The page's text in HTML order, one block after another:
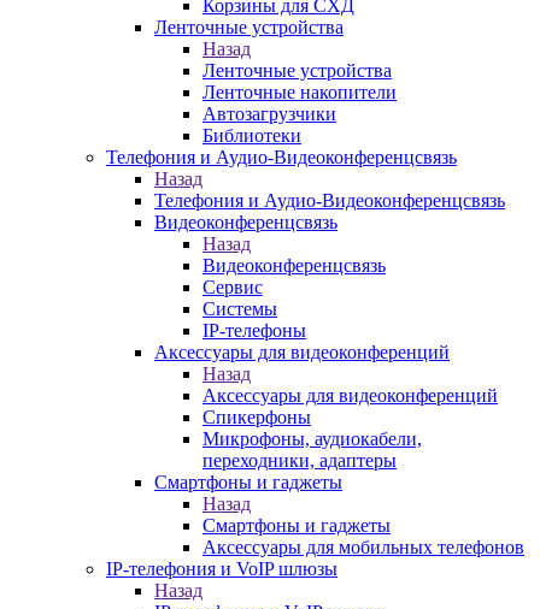
Корзины для СХД
Ленточные устройства
Назад
Ленточные устройства
Ленточные накопители
Автозагрузчики
Библиотеки
Телефония и Аудио-Видеоконференцсвязь
Назад
Телефония и Аудио-Видеоконференцсвязь
Видеоконференцсвязь
Назад
Видеоконференцсвязь
Сервис
Системы
IP-телефоны
Аксессуары для видеоконференций
Назад
Аксессуары для видеоконференций
Спикерфоны
Микрофоны, аудиокабели,
переходники, адаптеры
Смартфоны и гаджеты
Назад
Смартфоны и гаджеты
Аксессуары для мобильных телефонов
IP-телефония и VoIP шлюзы
Назад